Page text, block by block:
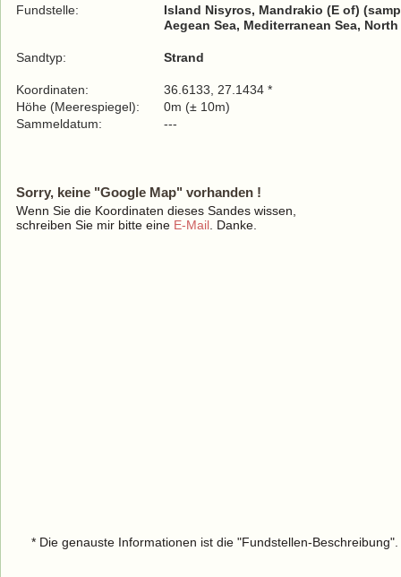
Fundstelle:
Island Nisyros, Mandrakio (E of)
Aegean Sea, Mediterranean Sea,
Sandtyp: Strand
Koordinaten:
36.6133, 27.1434 *
Höhe (Meerespiegel):
0m (± 10m)
Sammeldatum:
---
Sorry, keine "Google Map" vorhanden !
Wenn Sie die Koordinaten dieses Sandes wissen,
schreiben Sie mir bitte eine E-Mail . Danke.
* Die genauste Informationen ist die "Fundstellen-